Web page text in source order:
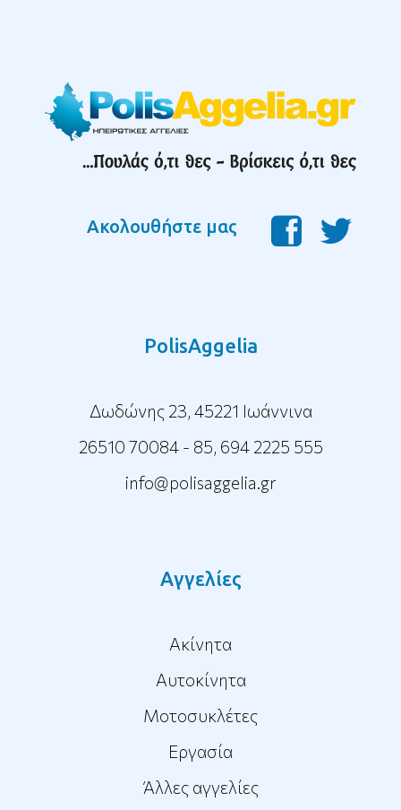
Ακολουθήστε μας
PolisAggelia
Δωδώνης 23, 45221 Ιωάννινα
26510 70084 - 85 694 2225 555
info@polisaggelia.gr
Αγγελίες
Ακίνητα
Αυτοκίνητα
Μοτοσυκλέτες
Εργασία
Άλλες αγγελίες